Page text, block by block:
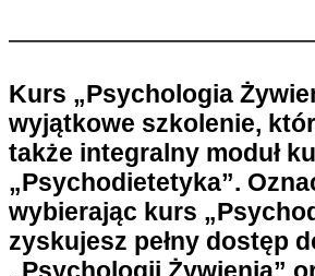
Kurs „Psychologia
wyjątkowe szkolenie,
także integralny moduł
„Psychodietetyka”.
wybierając kurs
zyskujesz pełny dostęp
„Psychologii Żywienia”